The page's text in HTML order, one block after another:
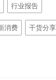
行业报告
消费 干货分享